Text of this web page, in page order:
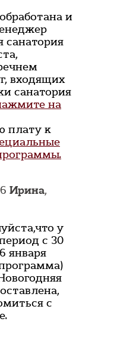
и
санатория
входящих
санатория
на
плату к
Ирина,
у
с 30
января
с